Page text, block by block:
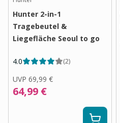
Hunter 2-in-1
Tragebeutel &
Liegefläche Seoul to go
4.0 (2)
UVP 69,99 €
64,99 €